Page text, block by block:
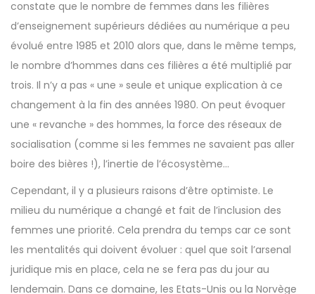
constate que le nombre de femmes dans les filières
d’enseignement supérieurs dédiées au numérique a peu
évolué entre 1985 et 2010 alors que, dans le même temps,
le nombre d’hommes dans ces filières a été multiplié par
trois. Il n’y a pas « une » seule et unique explication à ce
changement à la fin des années 1980. On peut évoquer
une « revanche » des hommes, la force des réseaux de
socialisation (comme si les femmes ne savaient pas aller
boire des bières !), l’inertie de l’écosystème…
Cependant, il y a plusieurs raisons d’être optimiste. Le
milieu du numérique a changé et fait de l’inclusion des
femmes une priorité. Cela prendra du temps car ce sont
les mentalités qui doivent évoluer : quel que soit l’arsenal
juridique mis en place, cela ne se fera pas du jour au
lendemain. Dans ce domaine, les Etats-Unis ou la Norvège